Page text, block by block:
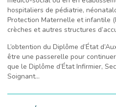
hospitaliers de pédiatrie,
Protection Maternelle et infantile
crèches et autres structures
L’obtention du Diplôme d’État
être une passerelle pour
que le Diplôme d’État Infirmier,
Soignant…